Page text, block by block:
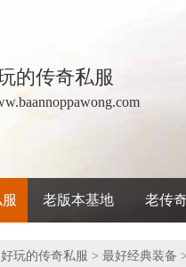
的传奇私服
老版本基地 老传
好玩的传奇私服 > 最好经典装备